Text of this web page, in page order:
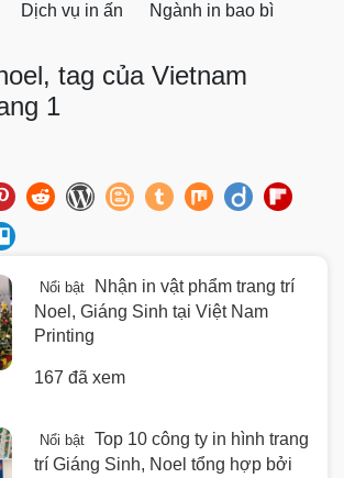
Dịch vụ in ấn Ngành in bao bì
tag của Vietnam
1
Nổi bật
Nhận in vật phẩm trang trí
Noel, Giáng Sinh tại Việt Nam
Printing
167 đã xem
Nổi bật
Top 10 công ty in hình trang
trí Giáng Sinh, Noel tổng hợp bởi